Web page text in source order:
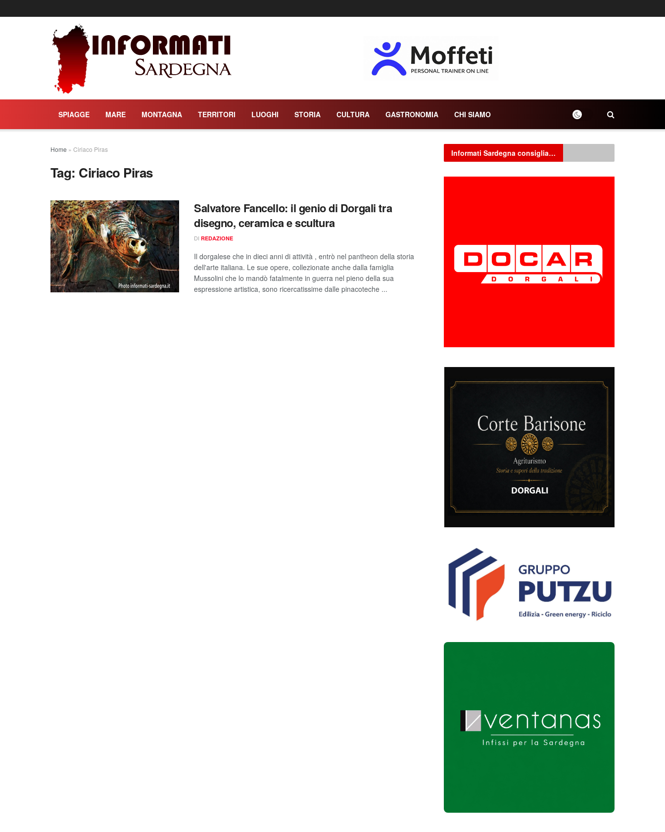
SPIAGGE MARE MONTAGNA TERRITORI LUOGHI STORIA CULTURA GASTRONOMIA CHI SIAMO
Home » Ciriaco Piras
Tag: Ciriaco Piras
Salvatore Fancello: il genio di Dorgali tra
disegno, ceramica e scultura
DI REDAZIONE
Il dorgalese che in dieci anni di attività , entrò nel pantheon della storia
dell'arte italiana. Le sue opere, collezionate anche dalla famiglia
Mussolini che lo mandò fatalmente in guerra nel pieno della sua
espressione artistica, sono ricercatissime dalle pinacoteche ...
Informati Sardegna consiglia…